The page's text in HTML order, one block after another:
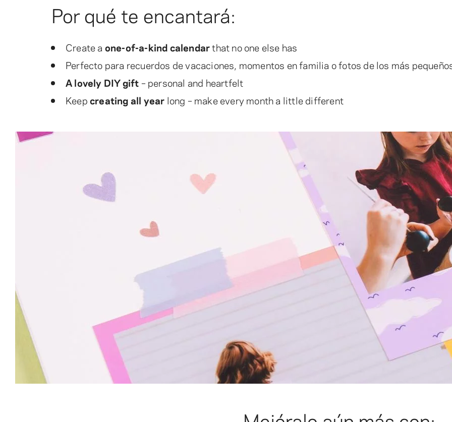
Por qué te encantará:
Create a one-of-a-kind calendarthat no one else has
Perfecto para recuerdos de vacaciones, momentos en familia o fotos de los más
A lovely DIY gift – personal and heartfelt
Keepcreating all year long – make every month a little different